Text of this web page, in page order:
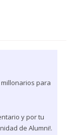
para
y por tu
de Alumni!.